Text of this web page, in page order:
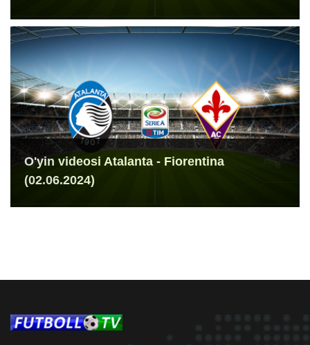
O'yin videosi Atalanta - Fiorentina
(02.06.2024)